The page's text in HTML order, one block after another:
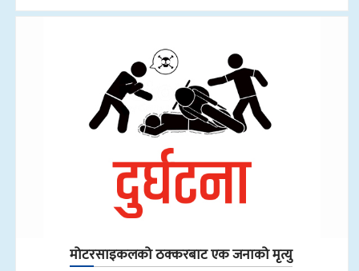
मोटरसाइकलको ठक्करबाट एक जनाको मृत्यु